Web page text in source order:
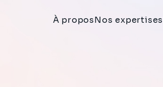
À proposNos expertises